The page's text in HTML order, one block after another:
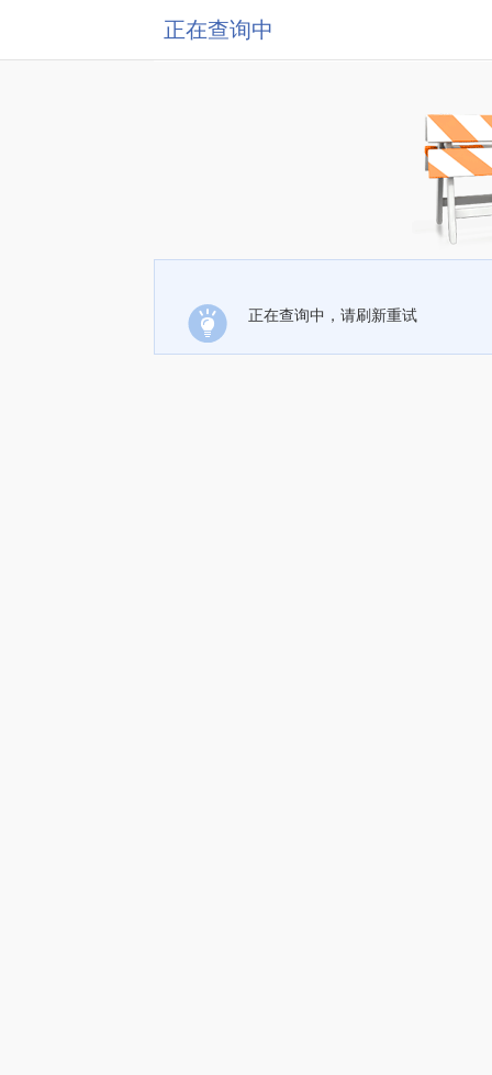
正在查询中
正在查询中，请刷新重试